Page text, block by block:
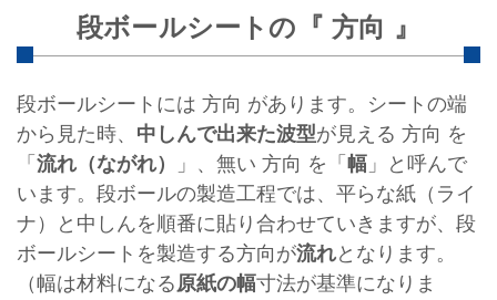
段ボールシートの『 方向 』
段ボールシートには 方向 があります。シートの端
から見た時、 中しんで出来た波型が見える 方向 を
「 流れ（ながれ） 」、無い 方向 を「 幅 」と呼んで
います。段ボールの製造工程では、平らな紙（ライ
ナ）と中しんを順番に貼り合わせていきますが、段
ボールシートを製造する方向が流れとなります。
（幅は材料になる 原紙の幅寸法が基準になりま